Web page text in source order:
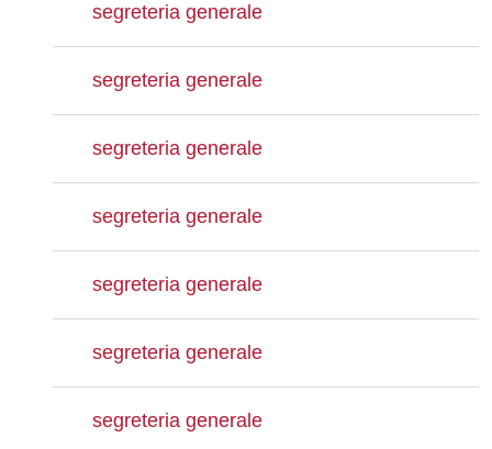
segreteria generale
segreteria generale
segreteria generale
segreteria generale
segreteria generale
segreteria generale
segreteria generale